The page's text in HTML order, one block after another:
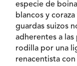
especie de
blancos y
guardas suizos
adherentes a las
rodilla por una
renacentista con